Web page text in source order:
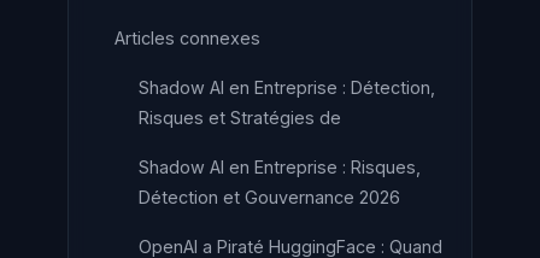
Articles connexes
Shadow AI en Entreprise : Détection,
Risques et Stratégies de
Shadow AI en Entreprise : Risques,
Détection et Gouvernance 2026
OpenAI a Piraté HuggingFace : Quand